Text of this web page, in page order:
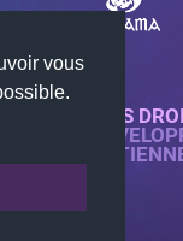
vous
TOUS